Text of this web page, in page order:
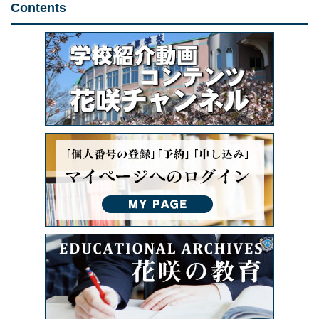
Contents